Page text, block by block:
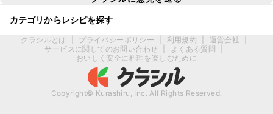
カテゴリからレシピを探す
クラシルとは プライバシーポリシー 利用規約 運営会社
サービスに関してのお問い合わせ
よくある質問
おいしく安全に料理を楽しむために
Copyright© Kurashiru, Inc. All Rights Reserved.